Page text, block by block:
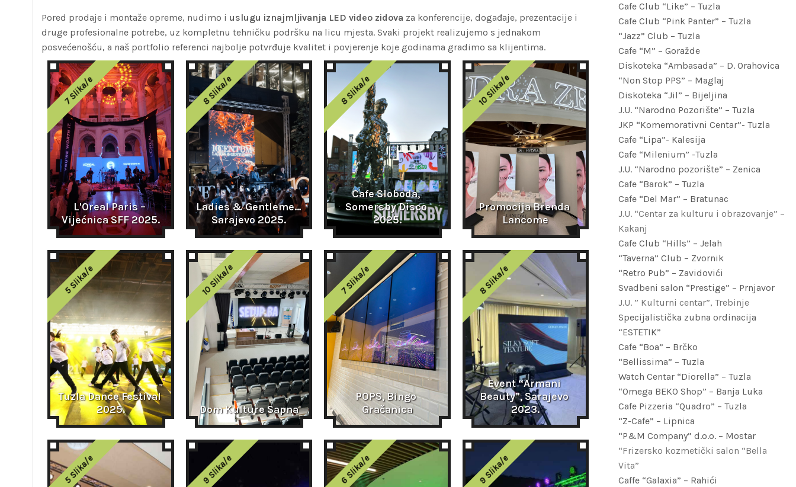
Pored prodaje i montaže opreme, nudimo i uslugu iznajmljivanja LED video zidova za konferencije, događaje, prezentacije i
druge profesionalne potrebe, uz kompletnu tehničku podršku na licu mjesta. Svaki projekt realizujemo s jednakom
posvećenošću, a naš portfolio referenci najbolje potvrđuje kvalitet i povjerenje koje godinama gradimo sa klijentima.
7 Slika/e
L'Oreal Paris –
Vijećnica SFF 2025.
8 Slika/e
Ladies & Gentlemen,
Sarajevo 2025.
8 Slika/e
Cafe Sloboda,
Somersby Disco
2025.
10 Slika/e
Promocija Brenda
Lancome
5 Slika/e
Tuzla Dance Festival
2025.
10 Slika/e
Dom Kulture Sapna
7 Slika/e
POPS, Bingo
Gračanica
8 Slika/e
Event “Armani
Beauty”, Sarajevo
2023.
5 Slika/e 9 Slika/e 6 Slika/e 9 Slika/e
Cafe Club “Like” – Tuzla
Cafe Club “Pink Panter” – Tuzla
“Jazz” Club – Tuzla
Cafe “M” – Goražde
Diskoteka “Ambasada” – D. Orahovica
“Non Stop PPS” – Maglaj
Diskoteka “Jil” – Bijeljina
J.U. “Narodno Pozorište” – Tuzla
JKP “Komemorativni Centar”- Tuzla
Cafe “Lipa”- Kalesija
Cafe “Milenium” -Tuzla
J.U. “Narodno pozorište” – Zenica
Cafe “Barok” – Tuzla
Cafe “Del Mar” – Bratunac
J.U. “Centar za kulturu i obrazovanje” –
Kakanj
Cafe Club “Hills” – Jelah
“Taverna” Club – Zvornik
“Retro Pub” – Zavidovići
Svadbeni salon “Prestige” – Prnjavor
J.U. ” Kulturni centar”, Trebinje
Specijalistička zubna ordinacija
“ESTETIK”
Cafe “Boa” – Brčko
“Bellissima” – Tuzla
Watch Centar “Diorella” – Tuzla
“Omega BEKO Shop” – Banja Luka
Cafe Pizzeria “Quadro” – Tuzla
“Z-Cafe” – Lipnica
“P&M Company” d.o.o. – Mostar
“Frizersko kozmetički salon “Bella
Vita”
Caffe “Galaxia” – Rahići